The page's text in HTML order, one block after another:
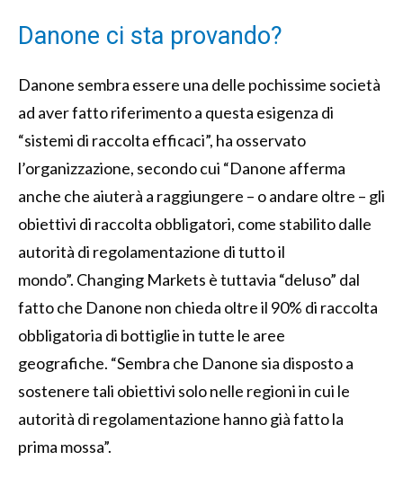
Danone ci sta provando?
Danone sembra essere una delle pochissime società
ad aver fatto riferimento a questa esigenza di
“sistemi di raccolta efficaci”, ha osservato
l’organizzazione, secondo cui “Danone afferma
anche che aiuterà a raggiungere – o andare oltre – gli
obiettivi di raccolta obbligatori, come stabilito dalle
autorità di regolamentazione di tutto il
mondo”. Changing Markets è tuttavia “deluso” dal
fatto che Danone non chieda oltre il 90% di raccolta
obbligatoria di bottiglie in tutte le aree
geografiche. “Sembra che Danone sia disposto a
sostenere tali obiettivi solo nelle regioni in cui le
autorità di regolamentazione hanno già fatto la
prima mossa”.